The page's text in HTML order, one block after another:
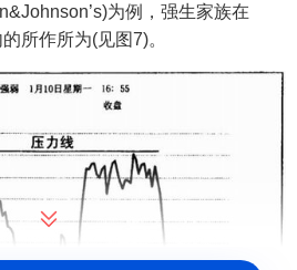
为例，强生家族在
所作所为(见图7)。